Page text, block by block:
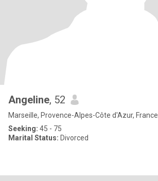
Angeline, 52
Marseille, Provence-Alpes-Côte d'Azur, France
Seeking: 45 - 75
Marital Status: Divorced